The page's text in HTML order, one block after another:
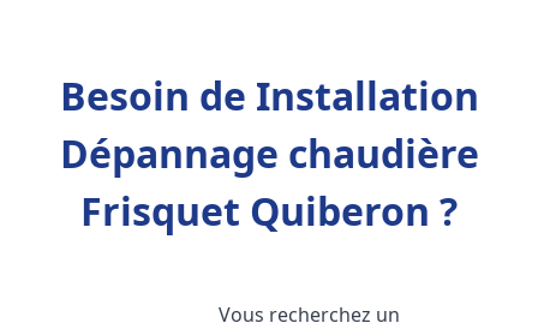
Besoin de Installation
Dépannage chaudière
Frisquet Quiberon ?
Vous recherchez un